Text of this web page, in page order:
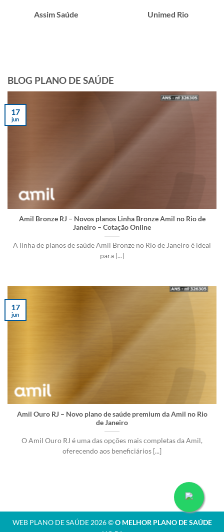
Assim Saúde Unimed Rio
BLOG PLANO DE SAÚDE
Amil Bronze RJ – Novos planos Linha Bronze Amil no Rio de
Janeiro – Cotação Online
A linha de planos de saúde Amil Bronze no Rio de Janeiro é ideal
para [...]
17
jun
Amil Ouro RJ – Novo plano de saúde premium da Amil no Rio
de Janeiro
O Amil Ouro RJ é uma das opções mais completas da Amil,
oferecendo aos beneficiários [...]
17
jun
WEB PLANO DE SAÚDE 2026 ©O MELHOR PLANO DE SAÚDE